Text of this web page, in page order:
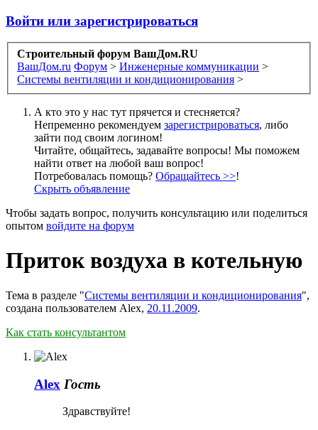
Войти или зарегистрироваться
Строительный форум ВашДом.RU
ВашДом.ru Форум > Инженерные коммуникации >
Системы вентиляции и кондиционирования >
А кто это у нас тут прячется и стесняется?
Непременно рекомендуем зарегистрироваться, либо
зайти под своим логином!
Читайте, общайтесь, задавайте вопросы! Мы поможем
найти ответ на любой ваш вопрос!
Потребовалась помощь? Обращайтесь >>!
Скрыть объявление
Чтобы задать вопрос, получить консультацию или поделиться
опытом войдите на форум
Приток воздуха в котельную
Тема в разделе "Системы вентиляции и кондиционирования",
создана пользователем Alex, 20.11.2009.
Как стать консультантом
Alex Гость
Здравствуйте!